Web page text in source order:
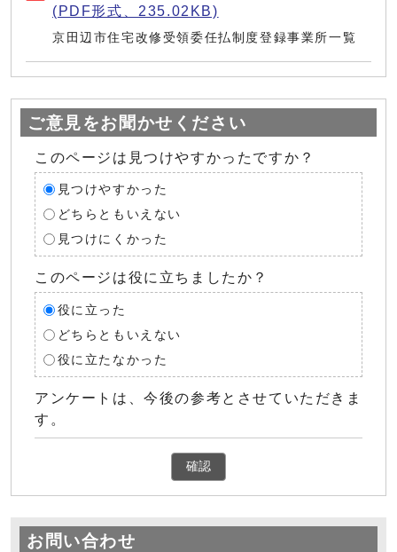
(PDF形式、235.02KB)
京田辺市住宅改修受領委任払制度登録事業所一覧
ご意見をお聞かせください
このページは見つけやすかったですか？
見つけやすかった
どちらともいえない
見つけにくかった
このページは役に立ちましたか？
役に立った
どちらともいえない
役に立たなかった
アンケートは、今後の参考とさせていただきま
す。
確認
お問い合わせ